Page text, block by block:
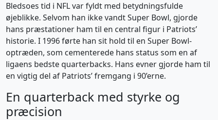
Bledsoes tid i NFL var fyldt med betydningsfulde
øjeblikke. Selvom han ikke vandt Super Bowl, gjorde
hans præstationer ham til en central figur i Patriots’
historie. I 1996 førte han sit hold til en Super Bowl-
optræden, som cementerede hans status som en af
ligaens bedste quarterbacks. Hans evner gjorde ham til
en vigtig del af Patriots’ fremgang i 90’erne.
En quarterback med styrke og
præcision